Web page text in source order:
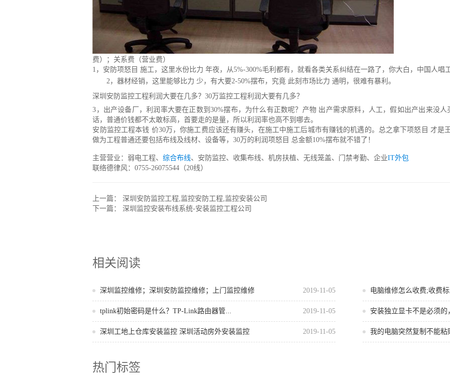
费）；关系费（营业费）
1，安防项怒目 施工，这里水份比力 年夜，从5%-300%毛利都有，就看各类关系纠结在一路了，你大白，中国人
2，器材经销，这里能够比力 少，有大要2-50%摆布，究竟 此刻市场比力 通明，很难有暴利。
深圳安防监控工程利润大要在几多？30万监控工程利润大要有几多？
3，出产设备厂，利润率大要在正数到30%摆布，为什么有正数呢？产物 出产需求原料，人工，假如出产出来没
话，普通价钱都不太敢标高，首要走的是量，所以利润率也高不到哪去。
安防监控工程本钱 价30万，你施工费应该还有赚头，在施工中施工后城市有赚钱的机遇的。总之拿下项怒目 才是
做为工程普通还要包括布线及线材、设备等，30万的利润项怒目 总金额10%摆布就不错了！
主营营业：弱电工程、综合布线、安防监控、收集布线、机房扶植、无线笼盖、门禁考勤、企业IT外包
联络德律风：0755-26075544（20线）
上一篇：深圳安防监控工程,监控安防工程,监控安装公司
下一篇：深圳监控安装布线系统-安装监控工程公司
相关阅读
2019-11-05
深圳监控维修；深圳安防监控维修；上门监控维修 电脑维修怎么收费;收费
2019-11-05
tplink初始密码是什么？TP-Link路由器管... 安装独立显卡不是必须的
2019-11-05
深圳工地上仓库安装监控 深圳活动房外安装监控 我的电脑突然复制不能
热门标签